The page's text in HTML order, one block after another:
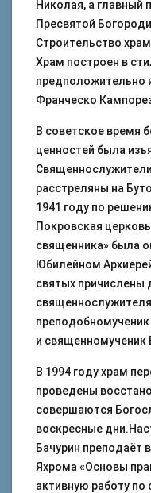
Николая, а главный
Пресвятой
Строительство
Храм построен в
предположительно
Франческо
В советское время
ценностей была
расстреляны на
1941 году по
Покровская
священника» была
Юбилейном
святых причислены
и священномученик
В 1994 году храм
проведены
совершаются
воскресные
Бачурин преподаёт
Яхрома «Основы
активную работу